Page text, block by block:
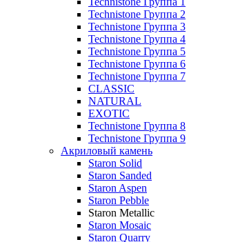
Technistone Группа 2
Technistone Группа 3
Technistone Группа 4
Technistone Группа 5
Technistone Группа 6
Technistone Группа 7
CLASSIC
NATURAL
EXOTIC
Technistone Группа 8
Technistone Группа 9
Акриловый камень
Staron Solid
Staron Sanded
Staron Aspen
Staron Pebble
Staron Metallic
Staron Mosaic
Staron Quarry